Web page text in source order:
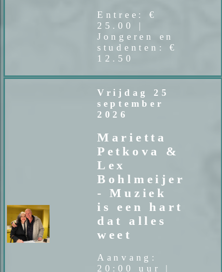
Entree: €
25.00 |
Jongeren en
studenten: €
12.50
Vrijdag 25
september
2026
Marietta
Petkova &
Lex
Bohlmeijer
- Muziek
is een hart
dat alles
weet
Aanvang:
20:00 uur |